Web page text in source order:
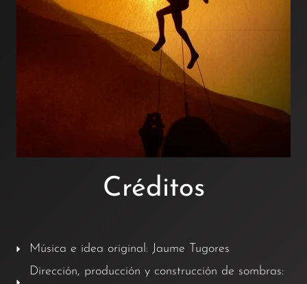
Créditos
Música e idea original: Jaume Tugores
Dirección, producción y construcción de sombras: